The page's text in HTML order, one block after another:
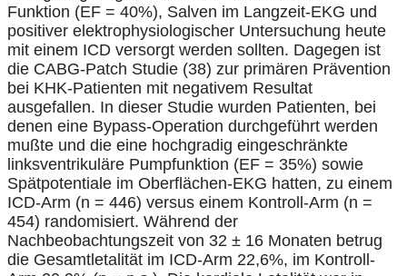
Funktion (EF = 40%), Salven im Langzeit-EKG und
positiver elektrophysiologischer Untersuchung heute
mit einem ICD versorgt werden sollten. Dagegen ist
die CABG-Patch Studie (38) zur primären Prävention
bei KHK-Patienten mit negativem Resultat
ausgefallen. In dieser Studie wurden Patienten, bei
denen eine Bypass-Operation durchgeführt werden
mußte und die eine hochgradig eingeschränkte
linksventrikuläre Pumpfunktion (EF = 35%) sowie
Spätpotentiale im Oberflächen-EKG hatten, zu einem
ICD-Arm (n = 446) versus einem Kontroll-Arm (n =
454) randomisiert. Während der
Nachbeobachtungszeit von 32 ± 16 Monaten betrug
die Gesamtletalität im ICD-Arm 22,6%, im Kontroll-